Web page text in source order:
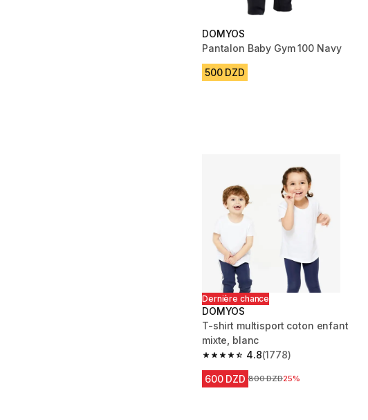
DOMYOS
Pantalon Baby Gym 100 Navy
500 DZD
Dernière chance
DOMYOS
T-shirt multisport coton enfant
mixte, blanc
4.8
4.8 out of 5 stars from 1778 reviews
(1778)
600 DZD Prix avant la réduction
800 DZD25%